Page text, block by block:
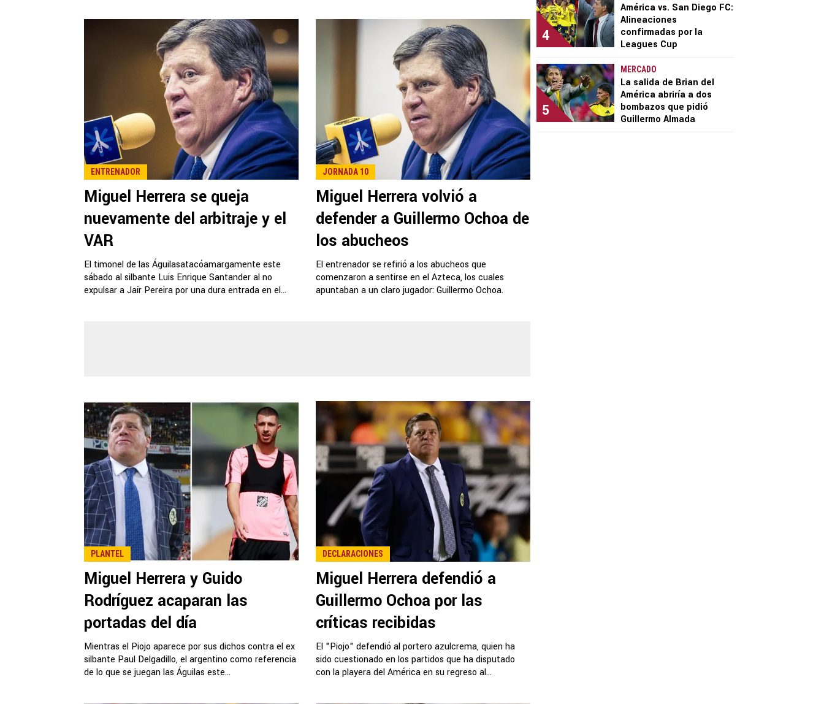
ENTRENADOR
Miguel Herrera se queja
nuevamente del arbitraje y el
VAR
El timonel de las Águilasatacóamargamente este
sábado al silbante Luis Enrique Santander al no
expulsar a Jaír Pereira por una dura entrada en el...
JORNADA 10
Miguel Herrera volvió a
defender a Guillermo Ochoa de
los abucheos
El entrenador se refirió a los abucheos que
comenzaron a sentirse en el Azteca, los cuales
apuntaban a un claro jugador: Guillermo Ochoa.
PLANTEL
Miguel Herrera y Guido
Rodríguez acaparan las
portadas del día
Mientras el Piojo aparece por sus dichos contra el ex
silbante Paul Delgadillo, el argentino como referencia
de lo que se juegan las Águilas este...
DECLARACIONES
Miguel Herrera defendió a
Guillermo Ochoa por las
críticas recibidas
El "Piojo" defendió al portero azulcrema, quien ha
sido cuestionado en los partidos que ha disputado
con la playera del América en su regreso al...
4
América vs. San Diego FC:
Alineaciones
confirmadas por la
Leagues Cup
5
MERCADO
La salida de Brian del
América abriría a dos
bombazos que pidió
Guillermo Almada